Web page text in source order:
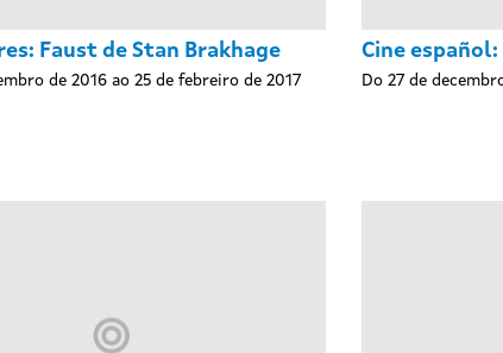
Faust de Stan Brakhage
de 2016 ao 25 de febreiro de 2017
Cine
Do 27 de